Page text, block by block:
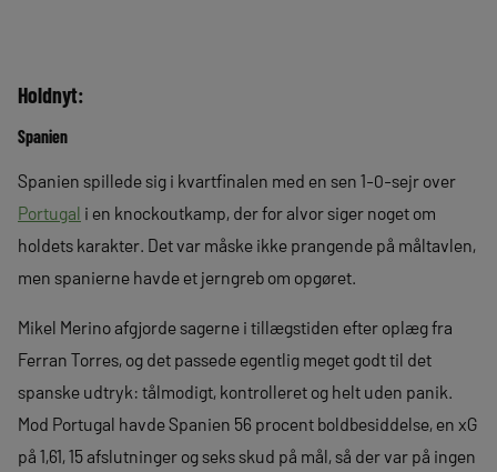
Holdnyt:
Spanien
Spanien spillede sig i kvartfinalen med en sen 1-0-sejr over
Portugal i en knockoutkamp, der for alvor siger noget om
holdets karakter. Det var måske ikke prangende på måltavlen,
men spanierne havde et jerngreb om opgøret.
Mikel Merino afgjorde sagerne i tillægstiden efter oplæg fra
Ferran Torres, og det passede egentlig meget godt til det
spanske udtryk: tålmodigt, kontrolleret og helt uden panik.
Mod Portugal havde Spanien 56 procent boldbesiddelse, en xG
på 1,61, 15 afslutninger og seks skud på mål, så der var på ingen